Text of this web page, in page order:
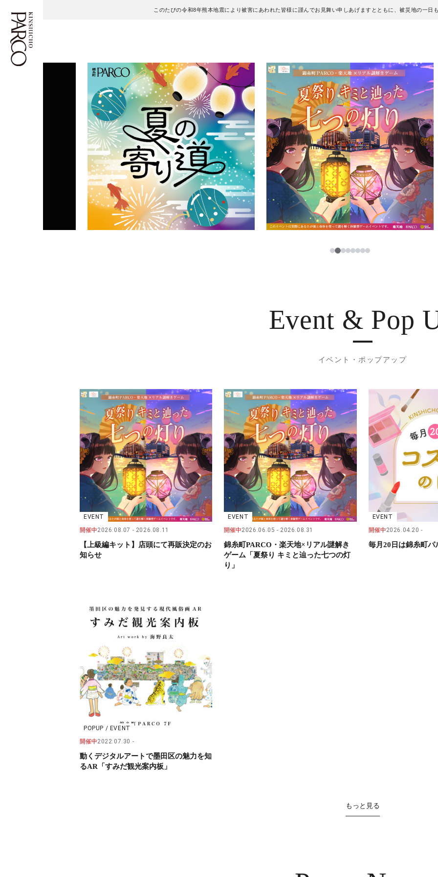
このたびの令和8年熊本地震により被害にあわれた皆様に謹んでお見舞い申しあげますとともに、被災地の一日
フロアガイド
施設案内・アクセス
イベント・ポップアップ
レストラン・カフェ
TAX FREE
12345678
Event & Pop
イベント・ポップアップ
EVENT
開催中2026.08.07 2026.08.11
【上級編キット】店頭にて再販決定のお
知らせ
EVENT
開催中2026.06.05 2026.08.31
錦糸町PARCO・楽天地×リアル謎解き
ゲーム「夏祭り キミと辿った七つの灯
り」
EVENT
開催中2026.04.20
毎月20日は錦糸町パ
POPUP / EVENT
開催中2022.07.30
動くデジタルアートで墨田区の魅力を知
るAR「すみだ観光案内板」
もっと見る